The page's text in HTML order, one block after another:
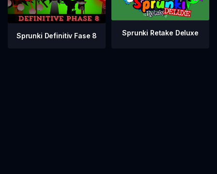
Sprunki Definitiv Fase 8 Sprunki Retake Deluxe